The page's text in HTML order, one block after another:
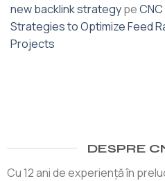
new backlink strategype
Strategies to Optimize Feed
Projects
DESPRE
Cu 12 ani de experiență în